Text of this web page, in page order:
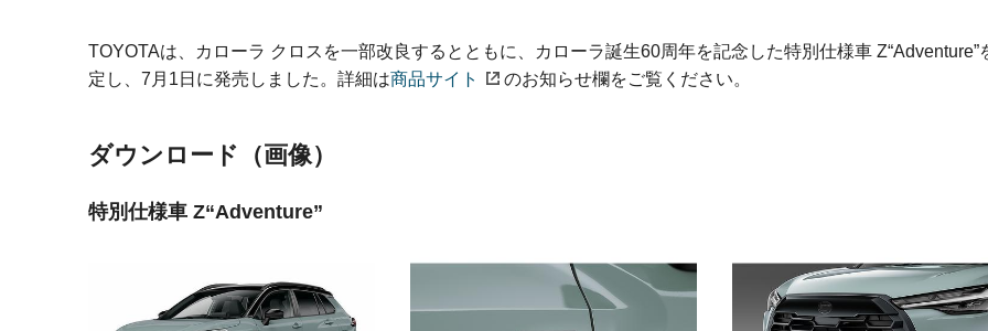
TOYOTAは、カローラ クロスを一部改良するとともに、カローラ誕生60周年を記念した特別仕様車 Z“Adventure”
定し、7月1日に発売しました。詳細は商品サイト のお知らせ欄をご覧ください。
ダウンロード（画像）
特別仕様車 Z“Adventure”